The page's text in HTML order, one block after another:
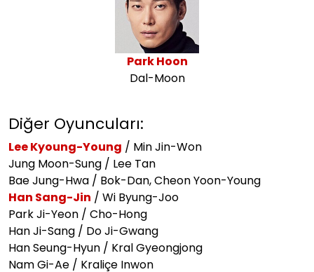
Park Hoon
Dal-Moon
Diğer Oyuncuları:
Lee Kyoung-Young / Min Jin-Won
Jung Moon-Sung / Lee Tan
Bae Jung-Hwa / Bok-Dan, Cheon Yoon-Young
Han Sang-Jin / Wi Byung-Joo
Park Ji-Yeon / Cho-Hong
Han Ji-Sang / Do Ji-Gwang
Han Seung-Hyun / Kral Gyeongjong
Nam Gi-Ae / Kraliçe Inwon